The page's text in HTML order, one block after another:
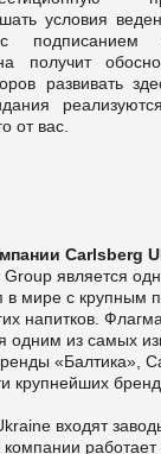
условия
подписанием
получит
развивать
от вас.
Carlsberg
является
в мире с крупным
напитков.
одним из самых
«Балтика»,
крупнейших
входят
компании